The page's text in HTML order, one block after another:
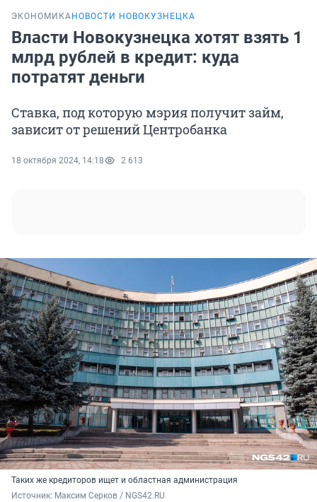
ЭКОНОМИКА НОВОСТИ НОВОКУЗНЕЦКА
Власти Новокузнецка хотят взять 1
млрд рублей в кредит: куда
потратят деньги
Ставка, под которую мэрия получит займ,
зависит от решений Центробанка
18 октября 2024, 14:18 2 613
Таких же кредиторов ищет и областная администрация
Источник: Максим Серков / NGS42.RU